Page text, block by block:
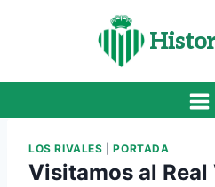
LOS RIVALES |PORTADA
Visitamos al